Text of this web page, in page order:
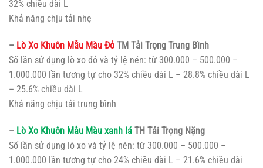
32% chiều dài L
Khả năng chịu tải nhẹ
– Lò Xo Khuôn Mẫu Màu Đỏ TM Tải Trọng Trung Bình
Số lần sử dụng lò xo đỏ và tỷ lệ nén: từ 300.000 – 500.000 –
1.000.000 lần tương tự cho 32% chiều dài L – 28.8% chiều dài L
– 25.6% chiều dài L
Khả năng chịu tải trung bình
– Lò Xo Khuôn Mẫu Màu xanh lá TH Tải Trọng Nặng
Số lần sử dụng lò xo và tỷ lệ nén: từ 300.000 – 500.000 –
1.000.000 lần tương tự cho 24% chiều dài L – 21.6% chiều dài